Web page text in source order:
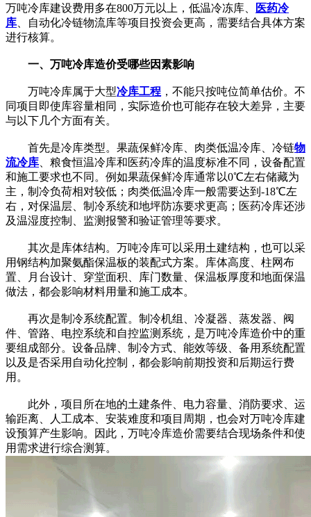
万吨冷库建设费用多在800万元以上，低温冷冻库、
医药冷
库 、自动化冷链物流库等项目投资会更高，需要结合具体方案
进行核算。
一、万吨冷库造价受哪些因素影响
万吨冷库属于大型冷库工程 ，不能只按吨位简单估价。不
同项目即使库容量相同，实际造价也可能存在较大差异，主要
与以下几个方面有关。
首先是冷库类型。果蔬保鲜冷库、肉类低温冷库、冷链物
流冷库 、粮食恒温冷库和医药冷库的温度标准不同，设备配置
和施工要求也不同。例如果蔬保鲜冷库通常以0℃左右储藏为
主，制冷负荷相对较低；肉类低温冷库一般需要达到-18℃左
右，对保温层、制冷系统和地坪防冻要求更高；医药冷库还涉
及温湿度控制、监测报警和验证管理等要求。
其次是库体结构。万吨冷库可以采用土建结构，也可以采
用钢结构加聚氨酯保温板的装配式方案。库体高度、柱网布
置、月台设计、穿堂面积、库门数量、保温板厚度和地面保温
做法，都会影响材料用量和施工成本。
再次是制冷系统配置。制冷机组、冷凝器、蒸发器、阀
件、管路、电控系统和自控监测系统，是万吨冷库造价中的重
要组成部分。设备品牌、制冷方式、能效等级、备用系统配置
以及是否采用自动化控制，都会影响前期投资和后期运行费
用。
此外，项目所在地的土建条件、电力容量、消防要求、运
输距离、人工成本、安装难度和项目周期，也会对万吨冷库建
设预算产生影响。因此，万吨冷库造价需要结合现场条件和使
用需求进行综合测算。